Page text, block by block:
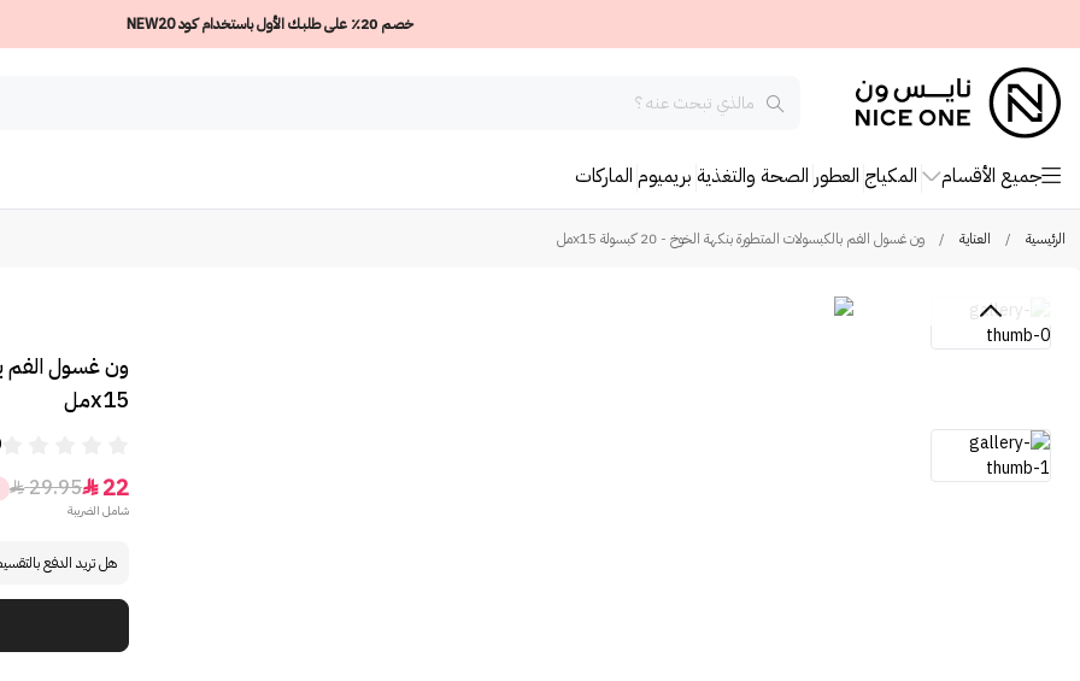
خصم 20٪ على طلبك الأول باستخدام كود NEW20
جميع الأقسام المكياج العطور الصحة والتغذية بريميوم الماركات
الرئيسية / العناية / ون غسول الفم بالكبسولات المتطورة بنكهة الخوخ - 20 كبسولة x15مل
x15مل
22

29.95

شامل الضريبة
هل تريد الدفع